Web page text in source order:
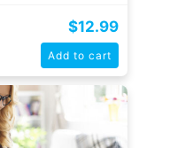
$12.99
Add to cart